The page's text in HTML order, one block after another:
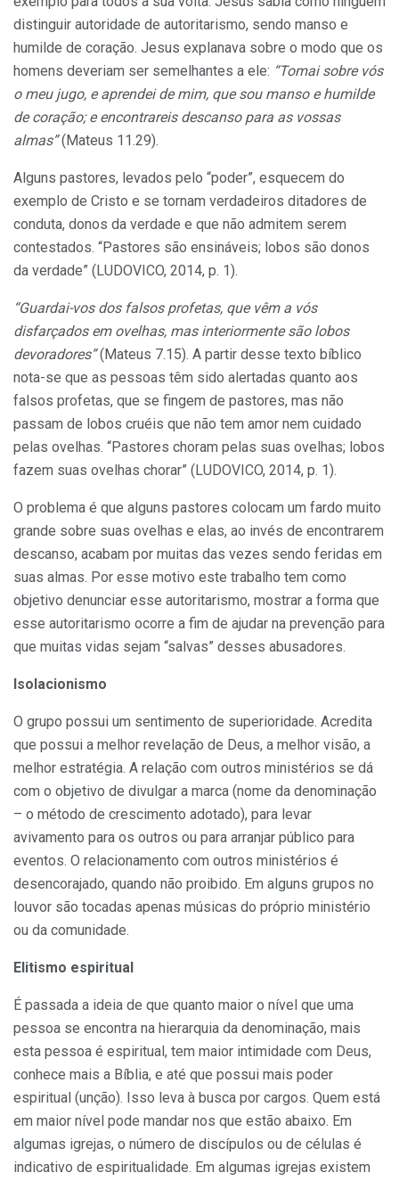
distinguir autoridade de autoritarismo, sendo manso e
humilde de coração. Jesus explanava sobre o modo que os
homens deveriam ser semelhantes a ele: “Tomai sobre vós
o meu jugo, e aprendei de mim, que sou manso e humilde
de coração; e encontrareis descanso para as vossas
almas”(Mateus 11.29).
Alguns pastores, levados pelo “poder”, esquecem do
exemplo de Cristo e se tornam verdadeiros ditadores de
conduta, donos da verdade e que não admitem serem
contestados. “Pastores são ensináveis; lobos são donos
da verdade” (LUDOVICO, 2014, p. 1).
“Guardai-vos dos falsos profetas, que vêm a vós
disfarçados em ovelhas, mas interiormente são lobos
devoradores”(Mateus 7.15). A partir desse texto bíblico
nota-se que as pessoas têm sido alertadas quanto aos
falsos profetas, que se fingem de pastores, mas não
passam de lobos cruéis que não tem amor nem cuidado
pelas ovelhas. “Pastores choram pelas suas ovelhas; lobos
fazem suas ovelhas chorar” (LUDOVICO, 2014, p. 1).
O problema é que alguns pastores colocam um fardo muito
grande sobre suas ovelhas e elas, ao invés de encontrarem
descanso, acabam por muitas das vezes sendo feridas em
suas almas. Por esse motivo este trabalho tem como
objetivo denunciar esse autoritarismo, mostrar a forma que
esse autoritarismo ocorre a fim de ajudar na prevenção para
que muitas vidas sejam “salvas” desses abusadores.
Isolacionismo
O grupo possui um sentimento de superioridade. Acredita
que possui a melhor revelação de Deus, a melhor visão, a
melhor estratégia. A relação com outros ministérios se dá
com o objetivo de divulgar a marca (nome da denominação
– o método de crescimento adotado), para levar
avivamento para os outros ou para arranjar público para
eventos. O relacionamento com outros ministérios é
desencorajado, quando não proibido. Em alguns grupos no
louvor são tocadas apenas músicas do próprio ministério
ou da comunidade.
Elitismo espiritual
É passada a ideia de que quanto maior o nível que uma
pessoa se encontra na hierarquia da denominação, mais
esta pessoa é espiritual, tem maior intimidade com Deus,
conhece mais a Bíblia, e até que possui mais poder
espiritual (unção). Isso leva à busca por cargos. Quem está
em maior nível pode mandar nos que estão abaixo. Em
algumas igrejas, o número de discípulos ou de células é
indicativo de espiritualidade. Em algumas igrejas existem